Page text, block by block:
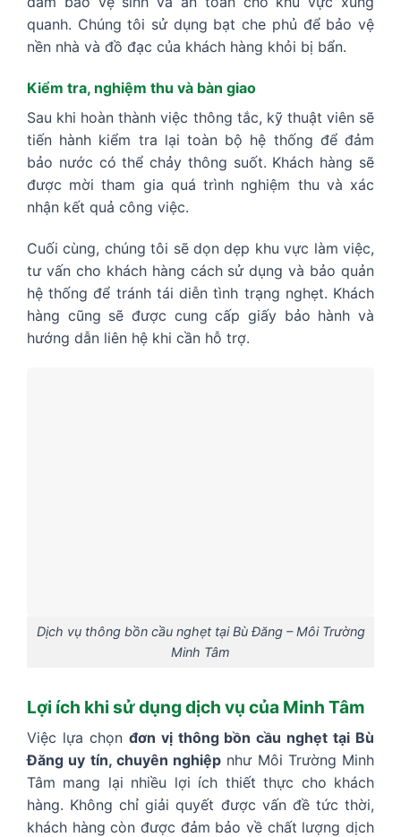
quanh. Chúng tôi sử dụng bạt che phủ để bảo vệ
nền nhà và đồ đạc của khách hàng khỏi bị bẩn.
Kiểm tra, nghiệm thu và bàn giao
Sau khi hoàn thành việc thông tắc, kỹ thuật viên sẽ
tiến hành kiểm tra lại toàn bộ hệ thống để đảm
bảo nước có thể chảy thông suốt. Khách hàng sẽ
được mời tham gia quá trình nghiệm thu và xác
nhận kết quả công việc.
Cuối cùng, chúng tôi sẽ dọn dẹp khu vực làm việc,
tư vấn cho khách hàng cách sử dụng và bảo quản
hệ thống để tránh tái diễn tình trạng nghẹt. Khách
hàng cũng sẽ được cung cấp giấy bảo hành và
hướng dẫn liên hệ khi cần hỗ trợ.
Dịch vụ thông bồn cầu nghẹt tại Bù Đăng – Môi Trường
Minh Tâm
Lợi ích khi sử dụng dịch vụ của Minh Tâm
Việc lựa chọn đơn vị thông bồn cầu nghẹt tại Bù
Đăng uy tín, chuyên nghiệp như Môi Trường Minh
Tâm mang lại nhiều lợi ích thiết thực cho khách
hàng. Không chỉ giải quyết được vấn đề tức thời,
khách hàng còn được đảm bảo về chất lượng dịch